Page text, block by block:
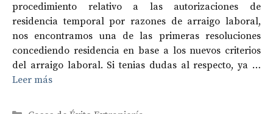
procedimiento relativo a las autorizaciones de
residencia temporal por razones de arraigo laboral,
nos encontramos una de las primeras resoluciones
concediendo residencia en base a los nuevos criterios
del arraigo laboral. Si tenias dudas al respecto, ya …
Leer más